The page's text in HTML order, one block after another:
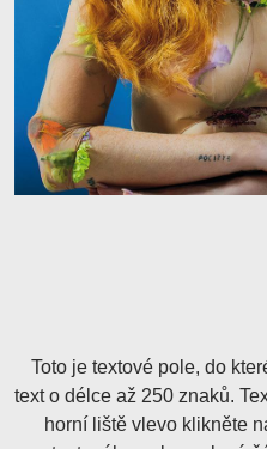
Toto je textové pole, do
text o délce až 250 znaků.
horní liště vlevo klikněte